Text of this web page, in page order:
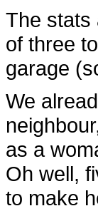
The stats
of three
garage
We
as a
Oh well,
to make